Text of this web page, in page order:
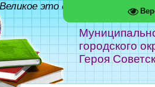
городского
Героя
это дело - школа!"